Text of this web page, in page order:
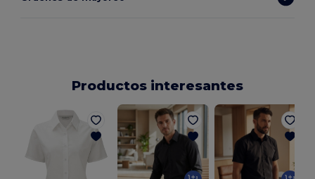
Productos interesantes